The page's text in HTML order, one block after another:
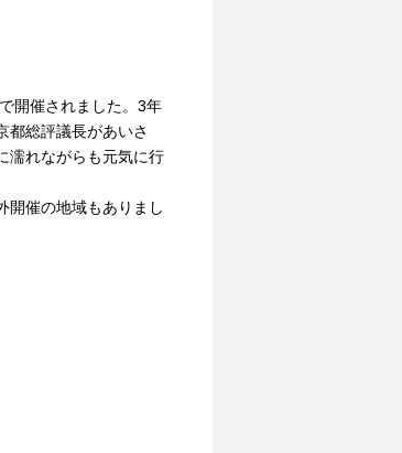
開催されました。3年
都総評議長があいさ
濡れながらも元気に行
開催の地域もありまし